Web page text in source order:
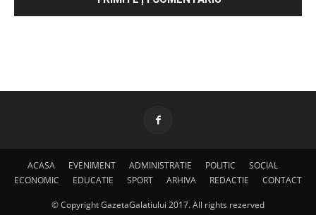
ACASA EVENIMENT ADMINISTRATIE POLITIC
SOCIAL
ECONOMIC
EDUCATIE SPORT ARHIVA REDACTIE CONTACT
© Copyright GazetaGalatiului 2017. All rights rezerved